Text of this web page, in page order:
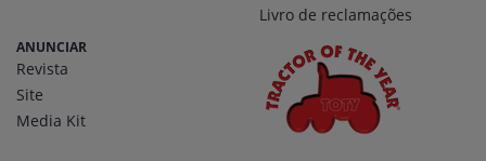
Livro de reclamações
ANUNCIAR
Revista
Site
Media Kit